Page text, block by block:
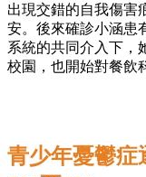
出現交錯的自我傷害
安。後來確診小涵患
系統的共同介入下，
校園，也開始對餐飲
青少年憂鬱